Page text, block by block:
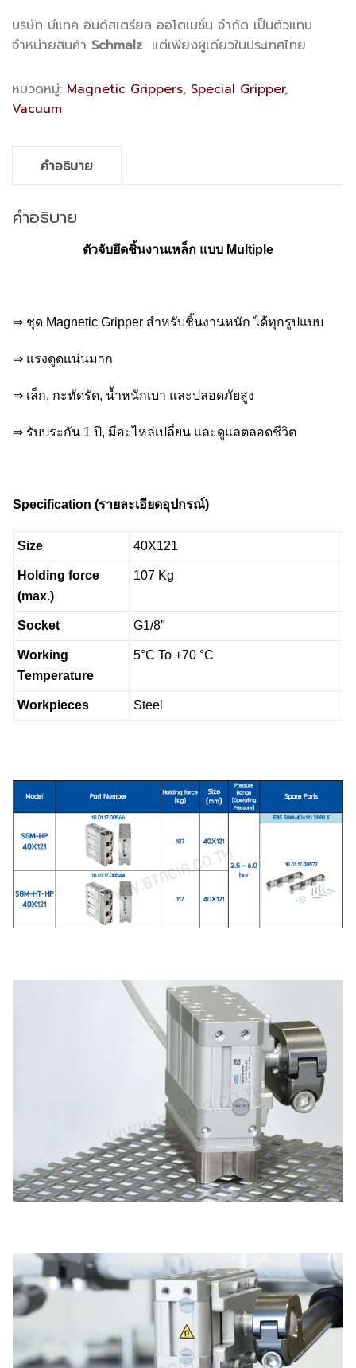
บริษัท บีแทค อินดัสเตรียล ออโตเมชั่น จำกัด เป็นตัวแทน
จำหน่ายสินค้า Schmalz แต่เพียงผู้เดียวในประเทศไทย
หมวดหมู่: Magnetic Grippers, Special Gripper,
Vacuum
คำอธิบาย
คำอธิบาย
ตัวจับยึดชิ้นงานเหล็ก แบบ Multiple
⇒ ชุด Magnetic Gripper สำหรับชิ้นงานหนัก ได้ทุกรูปแบบ
⇒ แรงดูดแน่นมาก
⇒ เล็ก, กะทัดรัด, น้ำหนักเบา และปลอดภัยสูง
⇒ รับประกัน 1 ปี, มีอะไหล่เปลี่ยน และดูแลตลอดชีวิต
Specification (รายละเอียดอุปกรณ์)
Size 40X121
Holding force
(max.)
107 Kg
Socket G1/8″
Working
Temperature
5°C To +70 °C
Workpieces Steel